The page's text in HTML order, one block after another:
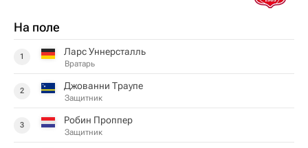
На поле
1 Ларс Уннерсталль
Вратарь
2 Джованни Траупе
Защитник
3 Робин Проппер
Защитник